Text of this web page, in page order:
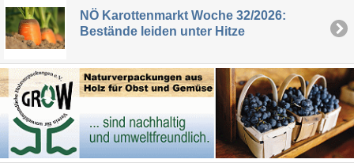
NÖ Karottenmarkt Woche 32/2026:
Bestände leiden unter Hitze